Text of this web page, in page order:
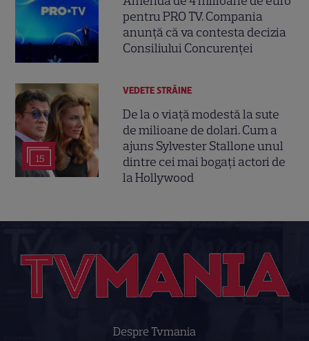
pentru PRO TV. Compania
anunță că va contesta decizia
Consiliului Concurenței
15
VEDETE STRĂINE
De la o viață modestă la sute
de milioane de dolari. Cum a
ajuns Sylvester Stallone unul
dintre cei mai bogați actori de
la Hollywood
Despre Tvmania